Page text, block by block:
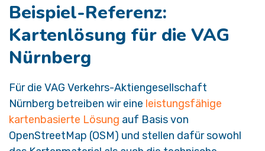
Beispiel-Referenz:
Kartenlösung für die VAG
Nürnberg ​
Für die VAG Verkehrs-Aktiengesellschaft
Nürnberg betreiben wir eine leistungsfähige
kartenbasierte Lösung auf Basis von
OpenStreetMap (OSM) und stellen dafür sowohl